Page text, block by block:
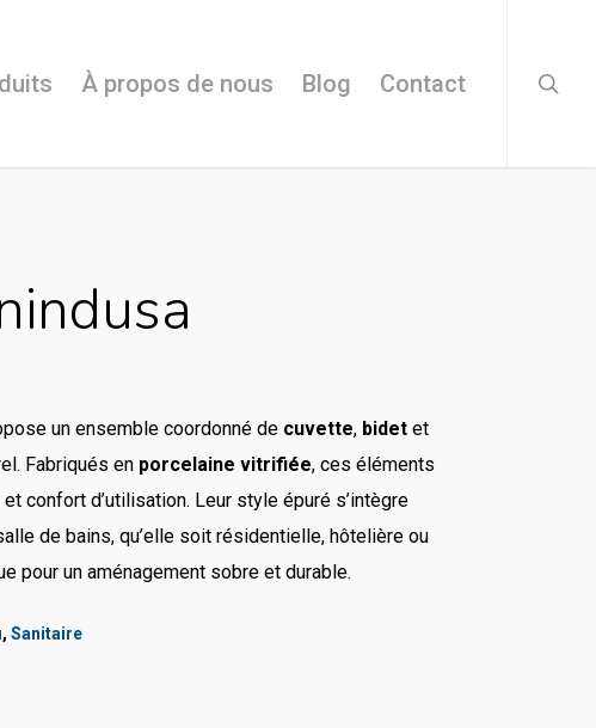
À propos de nous Blog Contact
un ensemble coordonné de cuvette, bidetet
Fabriqués en porcelaine vitrifiée, ces éléments
confort d’utilisation. Leur style épuré s’intègre
de bains, qu’elle soit résidentielle, hôtelière ou
pour un aménagement sobre et durable.
, Sanitaire